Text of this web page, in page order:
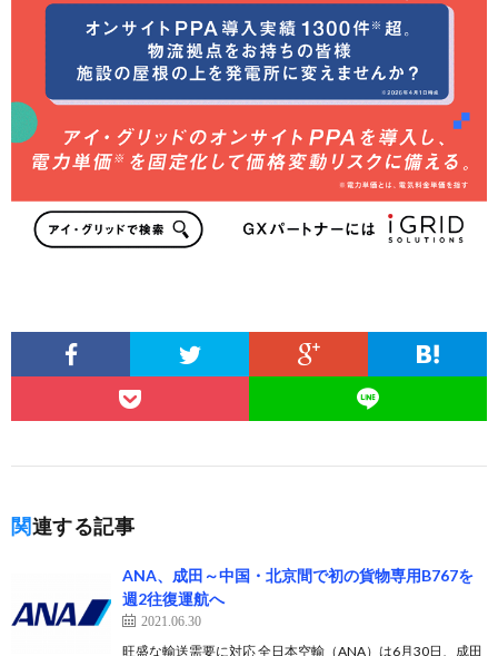
関連する記事
ANA、成田～中国・北京間で初の貨物専用B767を
週2往復運航へ
2021.06.30
旺盛な輸送需要に対応 全日本空輸（ANA）は6月30日、成田